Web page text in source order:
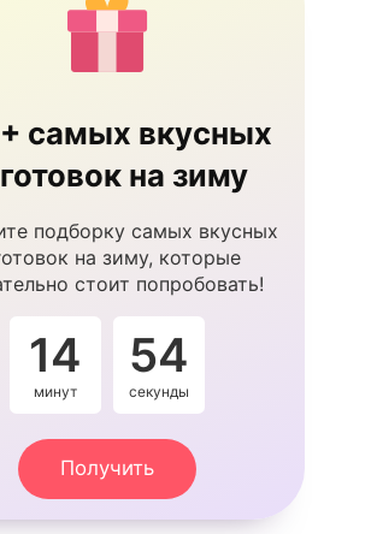
самых вкусных
на зиму
подборку самых вкусных
на зиму, которые
стоит попробовать!
14
минут
53
секунды
Получить